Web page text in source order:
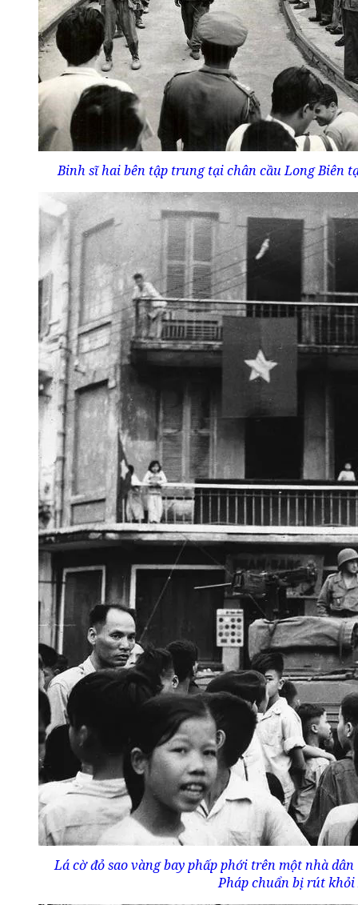
Binh sĩ hai bên tập trung tại chân cầu Long Biên
Lá cờ đỏ sao vàng bay phấp phới trên một nhà
Pháp chuẩn bị rút khỏi